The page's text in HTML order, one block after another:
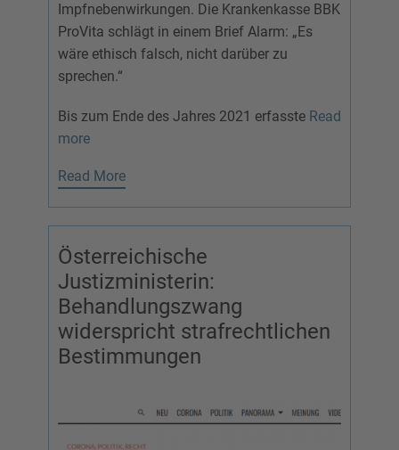
Impfnebenwirkungen. Die Krankenkasse BBK
ProVita schlägt in einem Brief Alarm: „Es
wäre ethisch falsch, nicht darüber zu
sprechen.“
Bis zum Ende des Jahres 2021 erfasste Read
more
Read More
Österreichische
Justizministerin:
Behandlungszwang
widerspricht strafrechtlichen
Bestimmungen